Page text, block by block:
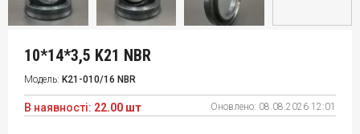
10*14*3,5 K21 NBR
Модель: K21-010/16 NBR
В наявності: 22.00 шт Оновлено: 08.08.2026 12:01